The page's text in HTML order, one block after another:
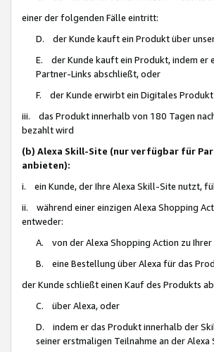
einer der folgenden Fälle eintritt:
D. der Kunde kauft ein Produkt über
E. der Kunde kauft ein Produkt, indem er
Partner-Links abschließt, oder
F. der Kunde erwirbt ein Digitales
iii. das Produkt innerhalb von 180 Tagen
bezahlt wird
(b) Alexa Skill-Site (nur verfügbar für
anbieten):
i. ein Kunde, der Ihre Alexa Skill-Site nutzt,
ii. während einer einzigen Alexa Shopping
entweder:
A. von der Alexa Shopping Action zu
B. eine Bestellung über Alexa für das
der Kunde schließt einen Kauf des Produkts
C. über Alexa, oder
D. indem er das Produkt innerhalb der
seiner erstmaligen Teilnahme an der